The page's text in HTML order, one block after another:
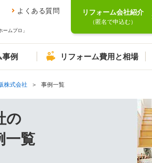
よくある質問
ムプロ」
リフォーム会社紹介
（匿名で申込む）
事例 リフォーム費用と相場
株式会社 事例一覧
の
一覧